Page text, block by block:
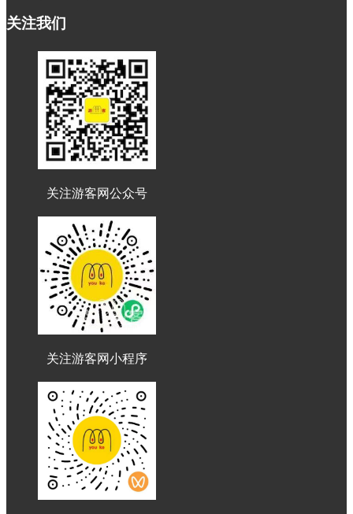
关注我们
关注游客网公众号
关注游客网小程序